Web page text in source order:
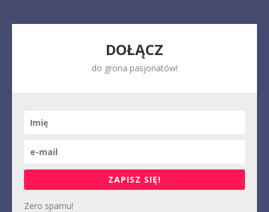
DOŁĄCZ
do grona pasjonatów!
ZAPISZ SIĘ!
Zero spamu!